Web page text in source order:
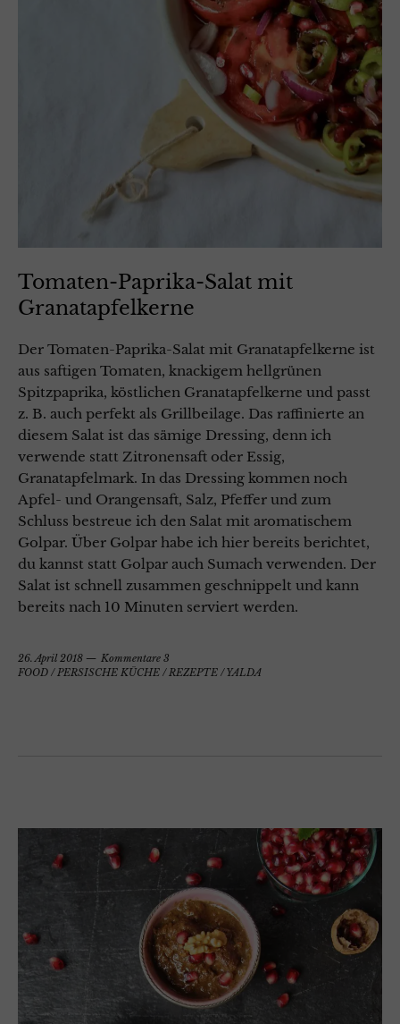
Tomaten-Paprika-Salat mit
Granatapfelkerne
Der Tomaten-Paprika-Salat mit Granatapfelkerne ist
aus saftigen Tomaten, knackigem hellgrünen
Spitzpaprika, köstlichen Granatapfelkerne und passt
z. B. auch perfekt als Grillbeilage. Das raffinierte an
diesem Salat ist das sämige Dressing, denn ich
verwende statt Zitronensaft oder Essig,
Granatapfelmark. In das Dressing kommen noch
Apfel- und Orangensaft, Salz, Pfeffer und zum
Schluss bestreue ich den Salat mit aromatischem
Golpar. Über Golpar habe ich hier bereits berichtet,
du kannst statt Golpar auch Sumach verwenden. Der
Salat ist schnell zusammen geschnippelt und kann
bereits nach 10 Minuten serviert werden.
26. April 2018
Kommentare 3
FOOD /PERSISCHE KÜCHE /REZEPTE /YALDA